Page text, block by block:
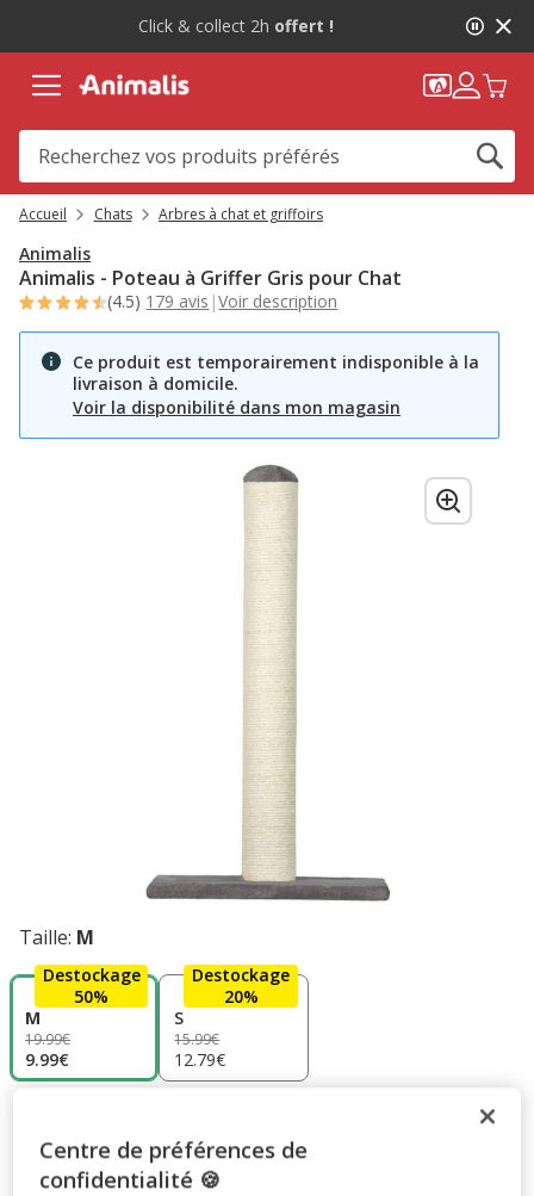
2,
message,
sur votre première commande* avec Animalis+ |
WELCOME10
Accueil Chats Arbres à chat et griffoirs
Animalis
Animalis - Poteau à Griffer Gris pour Chat
(4.5) 179 avis |Voir description
Ce produit est temporairement indisponible à la
livraison à domicile.
Voir la disponibilité dans mon magasin
Taille: M
M
Destockage
50%
19.99€
9.99€
S
Destockage
20%
15.99€
12.79€
Prix antérieur 19.99€, Vous économisez 50%, Prix final
9.99€
Centre de préférences de
confidentialité 🍪